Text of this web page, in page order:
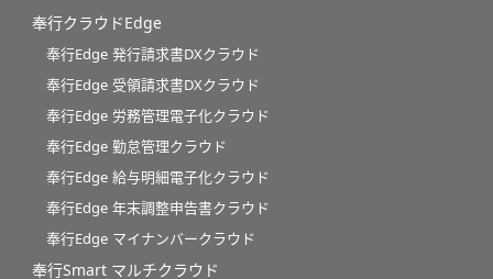
奉行クラウドEdge
奉行Edge 発行請求書DXクラウド
奉行Edge 受領請求書DXクラウド
奉行Edge 労務管理電子化クラウド
奉行Edge 勤怠管理クラウド
奉行Edge 給与明細電子化クラウド
奉行Edge 年末調整申告書クラウド
奉行Edge マイナンバークラウド
奉行Smart マルチクラウド